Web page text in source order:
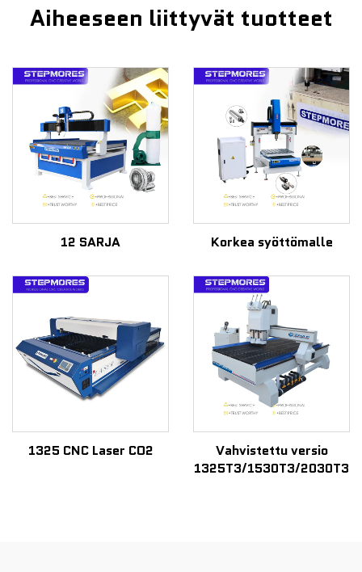
Aiheeseen liittyvät tuotteet
12 SARJA Korkea syöttömalle
1325 CNC Laser CO2
Vahvistettu versio
1325T3/1530T3/2030T3